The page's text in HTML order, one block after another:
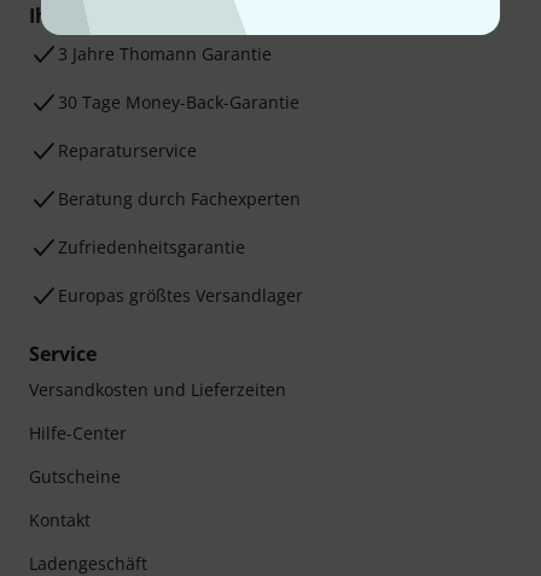
Ihre Vorteile
3 Jahre Thomann Garantie
30 Tage Money-Back-Garantie
Reparaturservice
Beratung durch Fachexperten
Zufriedenheitsgarantie
Europas größtes Versandlager
Service
Versandkosten und Lieferzeiten
Hilfe-Center
Gutscheine
Kontakt
Ladengeschäft